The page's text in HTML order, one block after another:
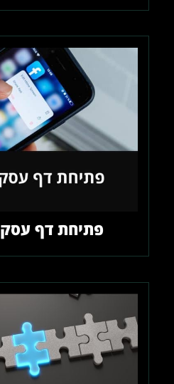
פתיחת דף